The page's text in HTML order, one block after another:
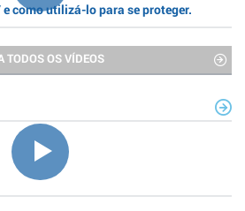
como utilizá-lo para se proteger.
TODOS OS VÍDEOS